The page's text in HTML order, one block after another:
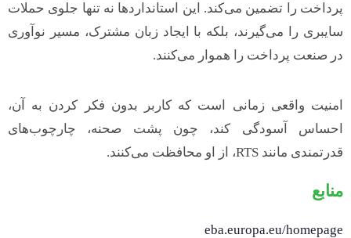
پرداخت را تضمین می‌کند. این استانداردها نه تنها جلوی حملات
سایبری را می‌گیرند، بلکه با ایجاد زبان مشترک، مسیر نوآوری
در صنعت پرداخت را هموار می‌کنند.
امنیت واقعی زمانی است که کاربر بدون فکر کردن به آن،
احساس آسودگی کند، چون پشت صحنه، چارچوب‌های
قدرتمندی مانند RTS، از او محافظت می‌کنند.
منابع
eba.europa.eu/homepage